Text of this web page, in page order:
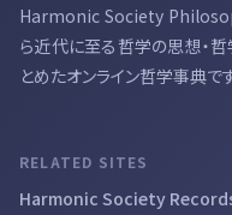
Harmonic Society
ら近代に至る哲学の思想・
とめたオンライン哲学事典で
RELATED SITES
Harmonic Society